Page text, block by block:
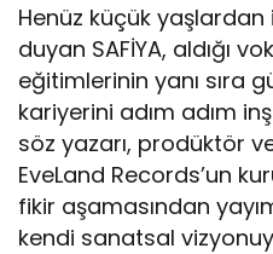
Henüz küçük
duyan SAFİYA, aldığı
eğitimlerinin yanı sıra
kariyerini adım adım
söz yazarı, prodüktör
EveLand Records’un
fikir aşamasından
kendi sanatsal